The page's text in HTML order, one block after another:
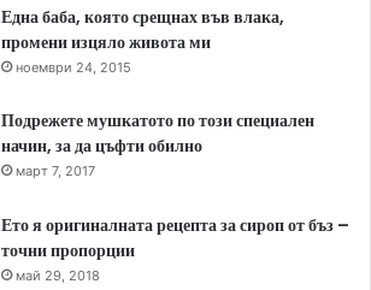
Една баба, която срещнах във влака,
промени изцяло живота ми
ноември 24, 2015
Подрежете мушкатото по този специален
начин, за да цъфти обилно
март 7, 2017
Ето я оригиналната рецепта за сироп от бъз –
точни пропорции
май 29, 2018